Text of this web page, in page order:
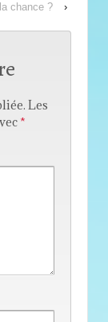
chance ?
›
Les
*